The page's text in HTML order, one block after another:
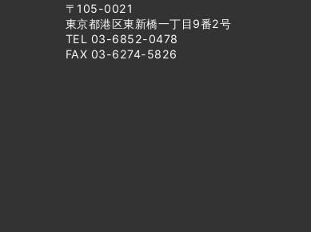
〒105-0021
東京都港区東新橋一丁目9番2号
TEL 03-6852-0478
FAX 03-6274-5826